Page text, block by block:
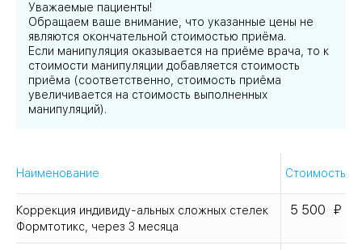
Уважаемые пациенты!
Обращаем ваше внимание, что указанные цены не
являются окончательной стоимостью приёма.
Если манипуляция оказывается на приёме врача, то к
стоимости манипуляции добавляется стоимость
приёма (соответственно, стоимость приёма
увеличивается на стоимость выполненных
манипуляций).
Наименование Стоимость
Коррекция индивиду-альных сложных стелек
Формтотикс, через 3 месяца
5 500